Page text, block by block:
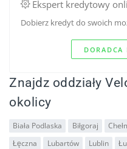
Ekspert kredytowy
Dobierz kredyt do swoich
DORADCA
Znajdz oddziały
okolicy
Biała Podlaska Biłgoraj
Łęczna
Lubartów Lublin